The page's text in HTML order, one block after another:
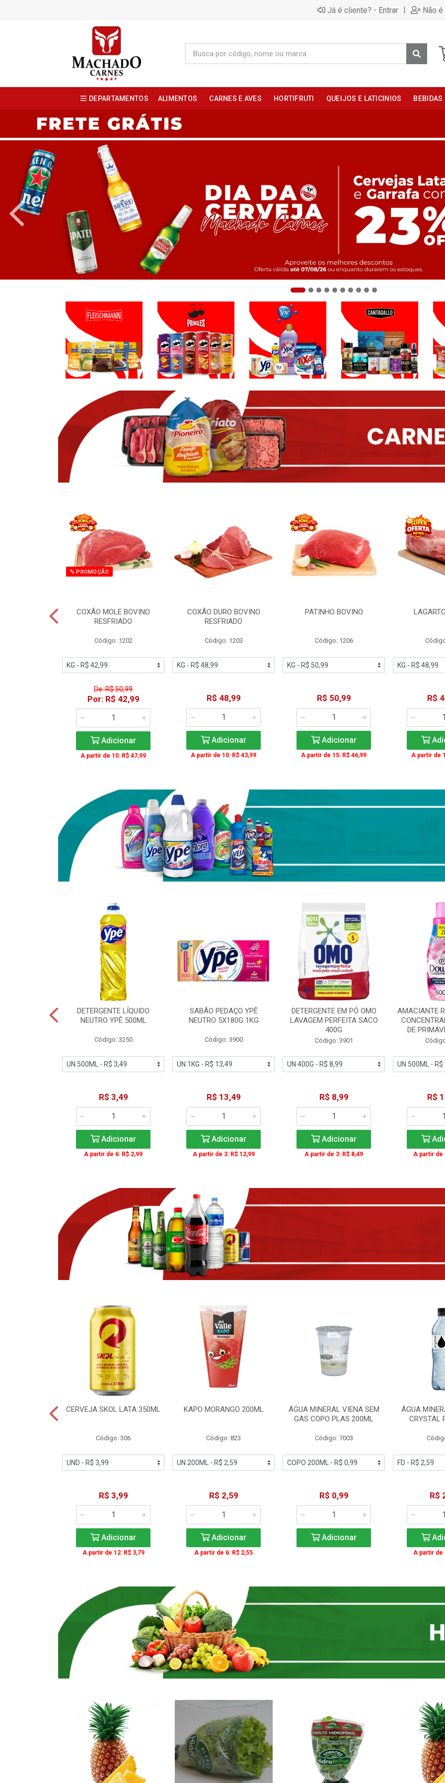
Já é cliente? - Entrar | Não
DEPARTAMENTOS ALIMENTOS CARNES E AVES HORTIFRUTI QUEIJOS E LATICINIOS BEBIDAS
% PROMOÇÃO
COXÃO MOLE BOVINO
RESFRIADO
Código: 1202
De: R$ 50,99
Por: R$ 42,99
Adicionar
A partir de 10: R$ 47,99
COXÃO DURO BOVINO
RESFRIADO
Código: 1203
R$ 48,99
Adicionar
A partir de 10: R$ 43,99
PATINHO BOVINO
Código: 1206
R$ 50,99
Adicionar
A partir de 15: R$ 46,99
R$
A partir de
DETERGENTE LÍQUIDO
NEUTRO YPÊ 500ML
Código: 3250
R$ 3,49
Adicionar
A partir de 6: R$ 2,99
SABÃO PEDAÇO YPÊ
NEUTRO 5X180G 1KG
Código: 3900
R$ 13,49
Adicionar
A partir de 3: R$ 12,99
DETERGENTE EM PÓ OMO
LAVAGEM PERFEITA SACO
400G
Código: 3901
R$ 8,99
Adicionar
A partir de 3: R$ 8,49
AMACIANTE
DE
R$
A partir de
CERVEJA SKOL LATA 350ML
Código: 306
R$ 3,99
Adicionar
A partir de 12: R$ 3,79
KAPO MORANGO 200ML
Código: 823
R$ 2,59
Adicionar
A partir de 6: R$ 2,55
ÁGUA MINERAL VIENA SEM
GAS COPO PLAS 200ML
Código: 7003
R$ 0,99
Adicionar
ÁGUA
CRYSTAL
R$
A partir de